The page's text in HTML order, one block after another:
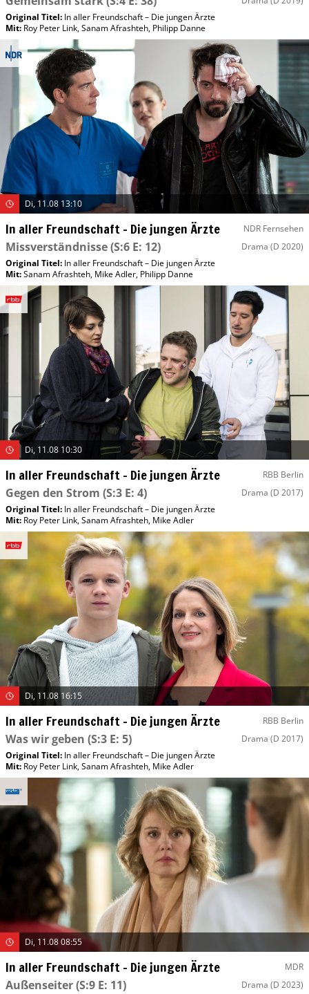
Original Titel: In aller Freundschaft – Die jungen Ärzte
Mit: Roy Peter Link,Sanam Afrashteh, Philipp Danne
Di, 11.08 13:10
In aller Freundschaft – Die jungen Ärzte NDR Fernsehen
Missverständnisse(S:6 E: 12) Drama (D 2020)
Original Titel: In aller Freundschaft – Die jungen Ärzte
Mit:Sanam Afrashteh, Mike Adler, Philipp Danne
Di, 11.08 10:30
In aller Freundschaft – Die jungen Ärzte RBB Berlin
Gegen den Strom (S:3 E: 4) Drama (D 2017)
Original Titel: In aller Freundschaft – Die jungen Ärzte
Mit: Roy Peter Link,Sanam Afrashteh, Mike Adler
Di, 11.08 16:15
In aller Freundschaft – Die jungen Ärzte RBB Berlin
Was wir geben (S:3 E: 5) Drama (D 2017)
Original Titel: In aller Freundschaft – Die jungen Ärzte
Mit: Roy Peter Link,Sanam Afrashteh, Mike Adler
Di, 11.08 08:55
In aller Freundschaft – Die jungen Ärzte MDR
Außenseiter(S:9 E: 11) Drama (D 2023)